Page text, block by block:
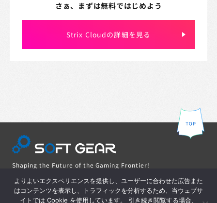
さぁ、まずは無料ではじめよう
Strix Cloudの詳細を見る
Shaping the Future of the Gaming Frontier!
よりよいエクスペリエンスを提供し、ユーザーに合わせた広告また
はコンテンツを表示し、トラフィックを分析するため、当ウェブサ
イトでは Cookie を使用しています。 引き続き閲覧する場合、